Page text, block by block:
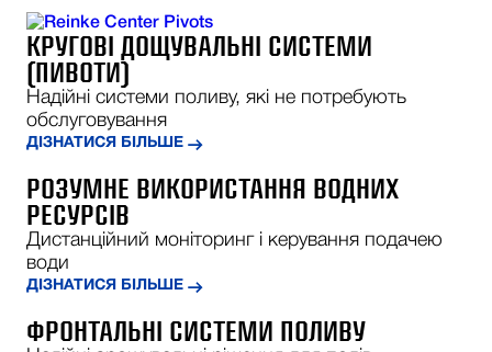
КРУГОВІ ДОЩУВАЛЬНІ СИСТЕМИ
(ПИВОТИ)
Надійні системи поливу, які не потребують
обслуговування
ДІЗНАТИСЯ БІЛЬШЕ
РОЗУМНЕ ВИКОРИСТАННЯ ВОДНИХ
РЕСУРСІВ
Дистанційний моніторинг і керування подачею
води
ДІЗНАТИСЯ БІЛЬШЕ
ФРОНТАЛЬНІ СИСТЕМИ ПОЛИВУ